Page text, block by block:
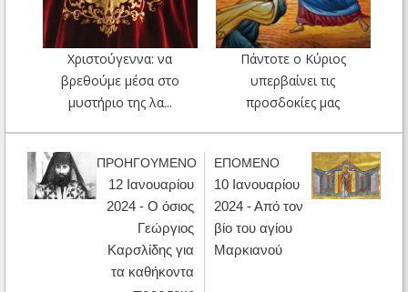
Χριστούγεννα: να
βρεθούμε μέσα στο
μυστήριο της λα...
Πάντοτε ο Κύριος
υπερβαίνει τις
προσδοκίες μας
ΠΡΟΗΓΟΥΜΕΝΟ
12 Ιανουαρίου
2024 - Ο όσιος
Γεώργιος
Καρσλίδης για
τα καθήκοντα
ΕΠΟΜΕΝΟ
10 Ιανουαρίου
2024 - Από τον
βίο του αγίου
Μαρκιανού